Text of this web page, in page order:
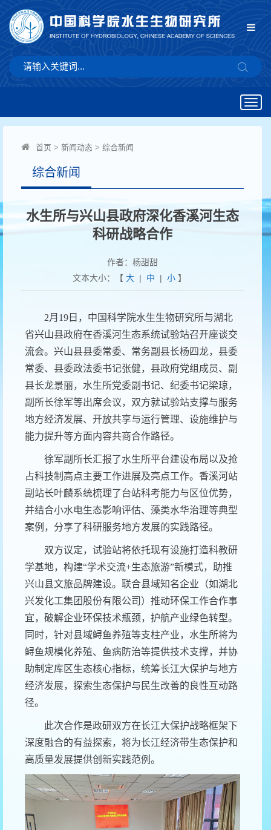
首页 > 新闻动态 > 综合新闻
综合新闻
水生所与兴山县政府深化香溪河生态
科研战略合作
作者：杨甜甜
文本大小：【 大| 中 | 小】
2月19日，中国科学院水生生物研究所与湖北
省兴山县政府在香溪河生态系统试验站召开座谈交
流会。兴山县县委常委、常务副县长杨四龙，县委
常委、县委政法委书记张健，县政府党组成员、副
县长龙景丽，水生所党委副书记、纪委书记梁琼，
副所长徐军等出席会议，双方就试验站支撑与服务
地方经济发展、开放共享与运行管理、设施维护与
能力提升等方面内容共商合作路径。
徐军副所长汇报了水生所平台建设布局以及抢
占科技制高点主要工作进展及亮点工作。香溪河站
副站长叶麟系统梳理了台站科考能力与区位优势，
并结合小水电生态影响评估、藻类水华治理等典型
案例，分享了科研服务地方发展的实践路径。
双方议定，试验站将依托现有设施打造科教研
学基地，构建“学术交流+生态旅游”新模式，助推
兴山县文旅品牌建设。联合县域知名企业（如湖北
兴发化工集团股份有限公司）推动环保工作合作事
宜，破解企业环保技术瓶颈，护航产业绿色转型。
同时，针对县域鲟鱼养殖等支柱产业，水生所将为
鲟鱼规模化养殖、鱼病防治等提供技术支撑，并协
助制定库区生态核心指标，统筹长江大保护与地方
经济发展，探索生态保护与民生改善的良性互动路
径。
此次合作是政研双方在长江大保护战略框架下
深度融合的有益探索，将为长江经济带生态保护和
高质量发展提供创新实践范例。